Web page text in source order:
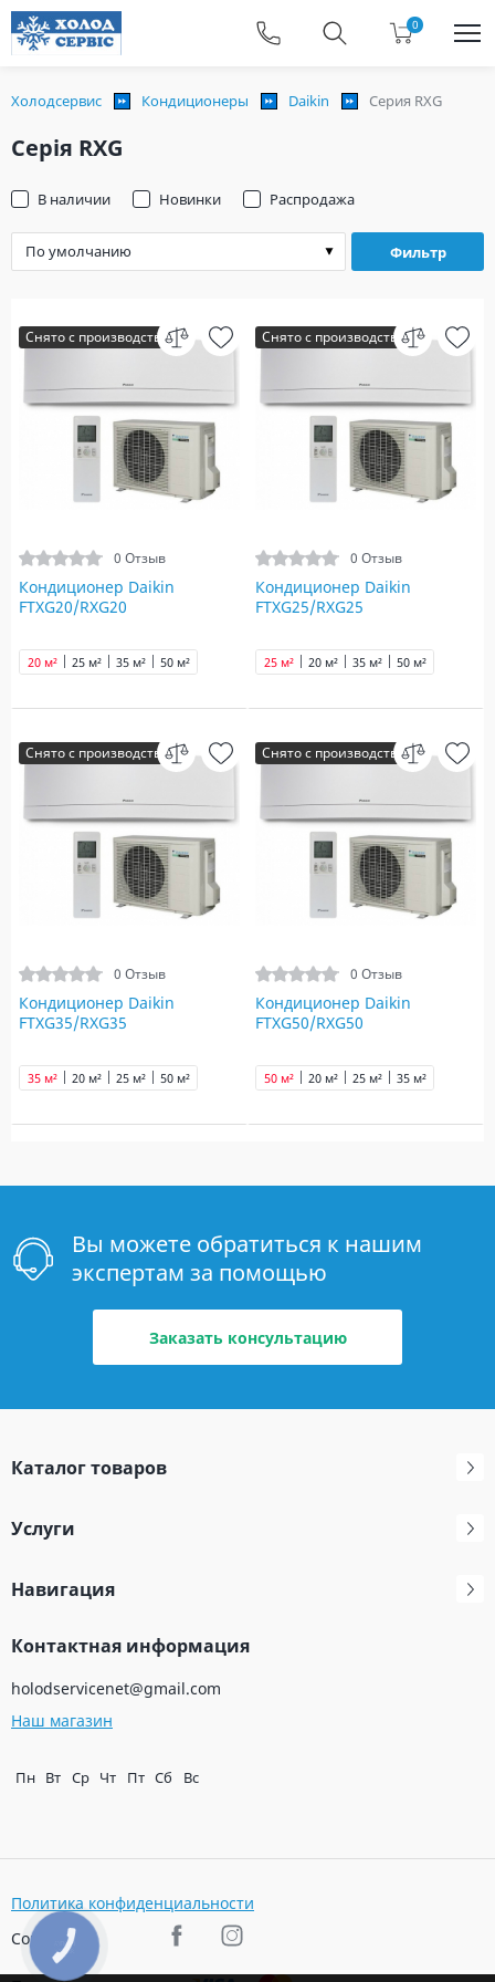
0
Холодсервис Кондиционеры Daikin Серия RXG
Серія RXG
Фильтр
В наличии Новинки Распродажа
Снято с производства
0 Отзыв
Кондиционер Daikin
FTXG20/RXG20
20 м² 25 м² 35 м² 50 м²
Снято с производства
0 Отзыв
Кондиционер Daikin
FTXG25/RXG25
20 м²
25 м² 35 м² 50 м²
Снято с производства
0 Отзыв
Кондиционер Daikin
FTXG35/RXG35
20 м² 25 м²
35 м² 50 м²
Снято с производства
0 Отзыв
Кондиционер Daikin
FTXG50/RXG50
20 м² 25 м² 35 м²
50 м²
Вы можете обратиться к нашим
экспертам за помощью
Заказать консультацию
Каталог товаров
Услуги
Навигация
Контактная информация
holodservicenet@gmail.com
Наш магазин
Пн Вт Ср Чт Пт Сб Вс
Политика конфиденциальности
Соц. сети
КНОПКА
ЗВ'ЯЗКУ